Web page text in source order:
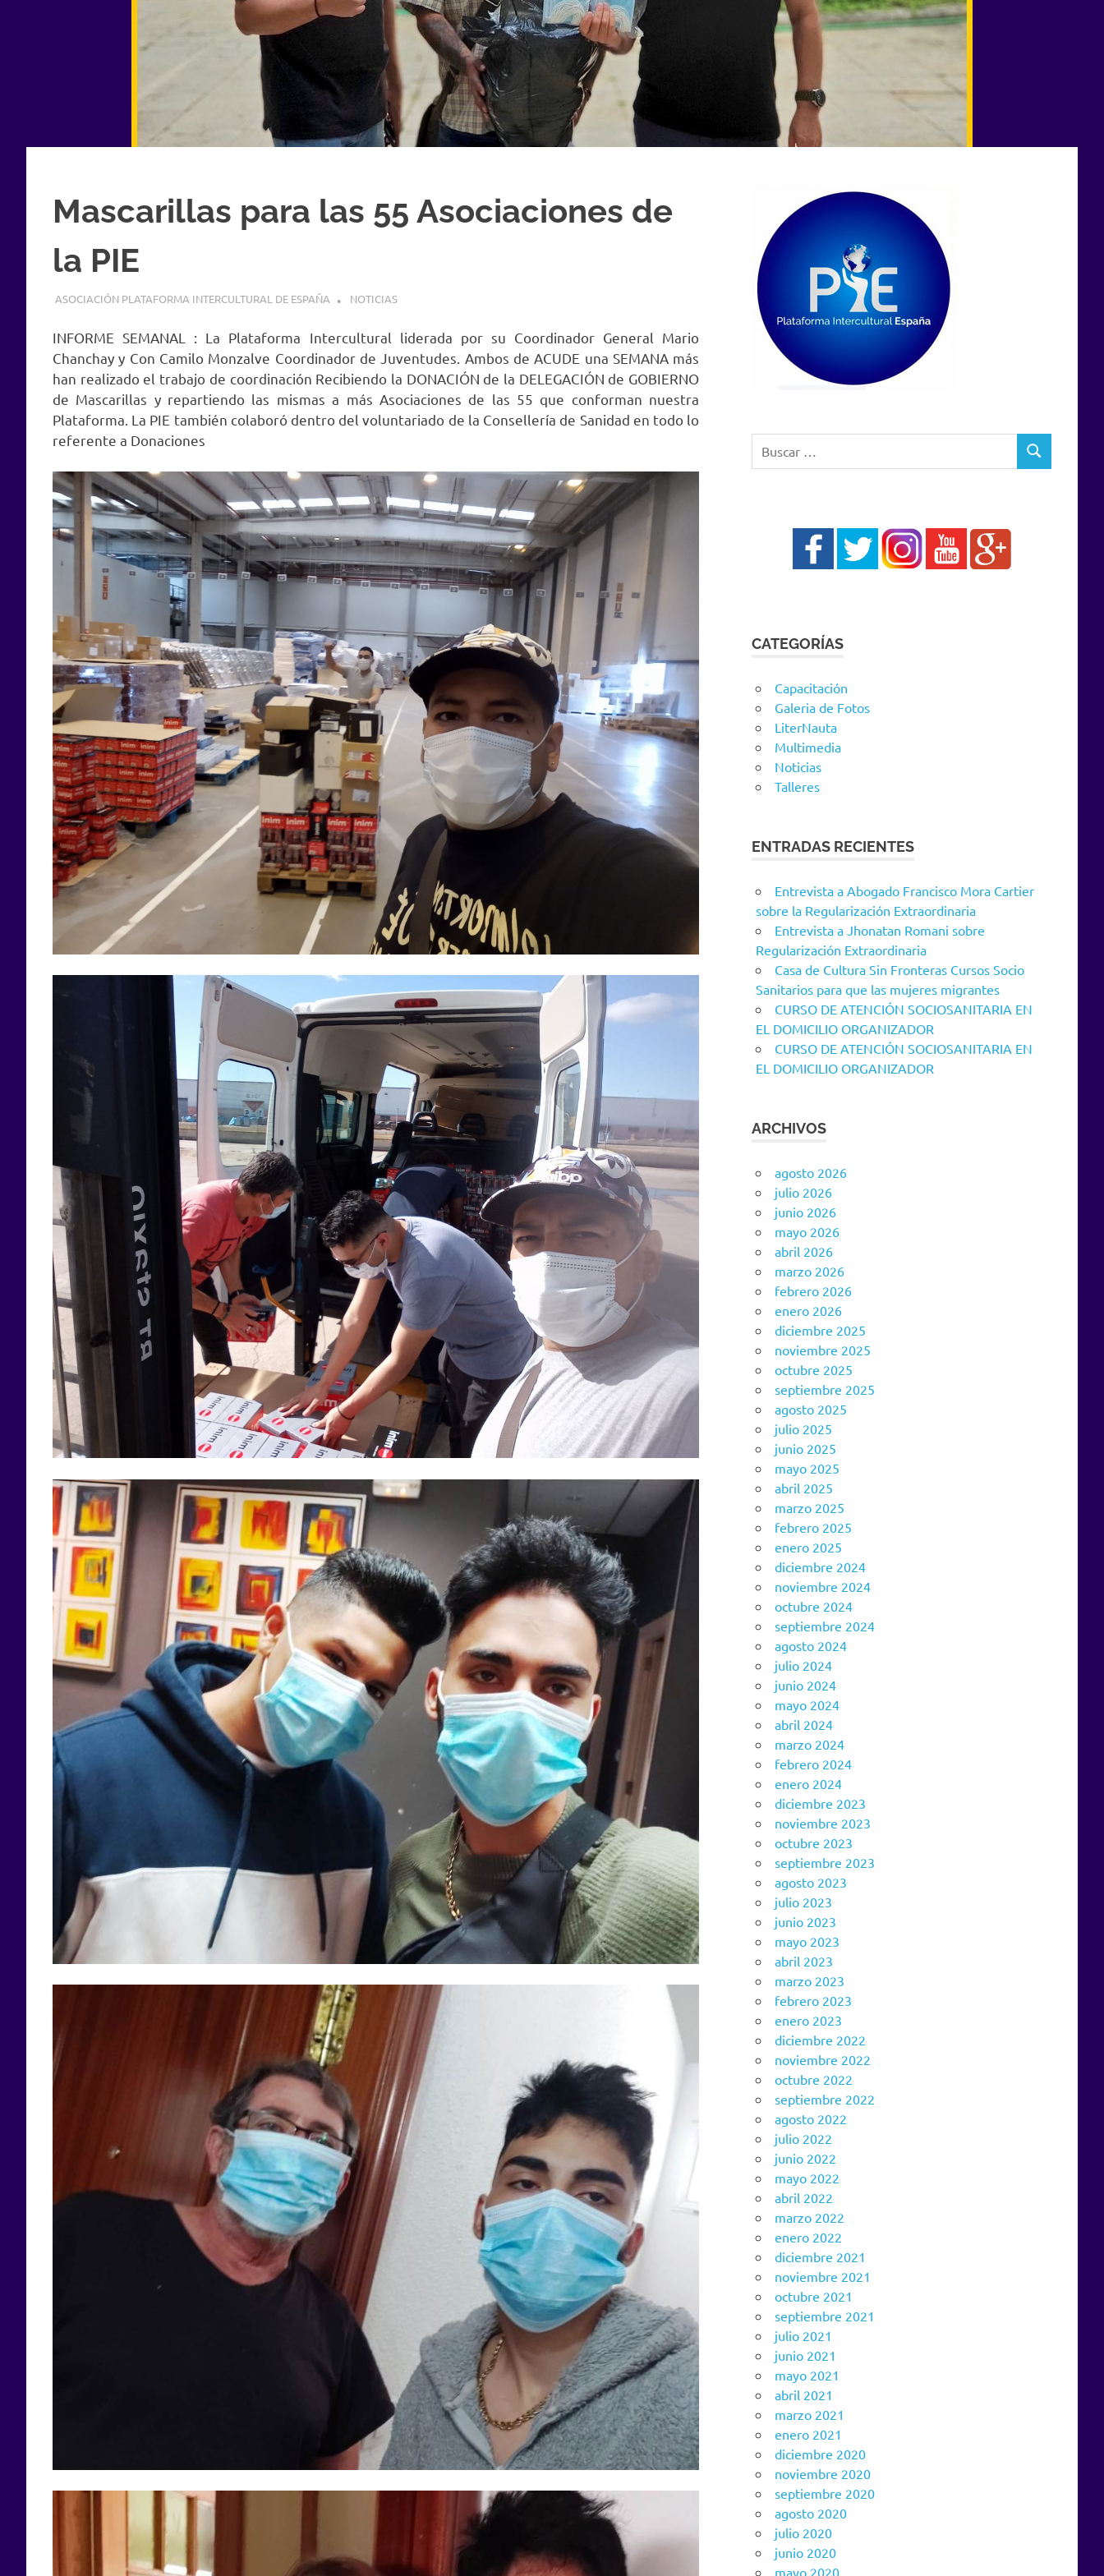
Mascarillas para las 55 Asociaciones de
la PIE
16 MAYO, 2020
ASOCIACIÓN PLATAFORMA INTERCULTURAL DE ESPAÑA NOTICIAS
INFORME SEMANAL : La Plataforma Intercultural liderada por su Coordinador General Mario
Chanchay y Con Camilo Monzalve Coordinador de Juventudes. Ambos de ACUDE una SEMANA más
han realizado el trabajo de coordinación Recibiendo la DONACIÓN de la DELEGACIÓN de GOBIERNO
de Mascarillas y repartiendo las mismas a más Asociaciones de las 55 que conforman nuestra
Plataforma. La PIE también colaboró dentro del voluntariado de la Consellería de Sanidad en todo lo
referente a Donaciones
BUSCAR
CATEGORÍAS
Capacitación
Galeria de Fotos
LiterNauta
Multimedia
Noticias
Talleres
ENTRADAS RECIENTES
Entrevista a Abogado Francisco Mora Cartier
sobre la Regularización Extraordinaria
Entrevista a Jhonatan Romani sobre
Regularización Extraordinaria
Casa de Cultura Sin Fronteras Cursos Socio
Sanitarios para que las mujeres migrantes
CURSO DE ATENCIÓN SOCIOSANITARIA EN
EL DOMICILIO ORGANIZADOR
CURSO DE ATENCIÓN SOCIOSANITARIA EN
EL DOMICILIO ORGANIZADOR
ARCHIVOS
agosto 2026
julio 2026
junio 2026
mayo 2026
abril 2026
marzo 2026
febrero 2026
enero 2026
diciembre 2025
noviembre 2025
octubre 2025
septiembre 2025
agosto 2025
julio 2025
junio 2025
mayo 2025
abril 2025
marzo 2025
febrero 2025
enero 2025
diciembre 2024
noviembre 2024
octubre 2024
septiembre 2024
agosto 2024
julio 2024
junio 2024
mayo 2024
abril 2024
marzo 2024
febrero 2024
enero 2024
diciembre 2023
noviembre 2023
octubre 2023
septiembre 2023
agosto 2023
julio 2023
junio 2023
mayo 2023
abril 2023
marzo 2023
febrero 2023
enero 2023
diciembre 2022
noviembre 2022
octubre 2022
septiembre 2022
agosto 2022
julio 2022
junio 2022
mayo 2022
abril 2022
marzo 2022
enero 2022
diciembre 2021
noviembre 2021
octubre 2021
septiembre 2021
julio 2021
junio 2021
mayo 2021
abril 2021
marzo 2021
enero 2021
diciembre 2020
noviembre 2020
septiembre 2020
agosto 2020
julio 2020
junio 2020
mayo 2020